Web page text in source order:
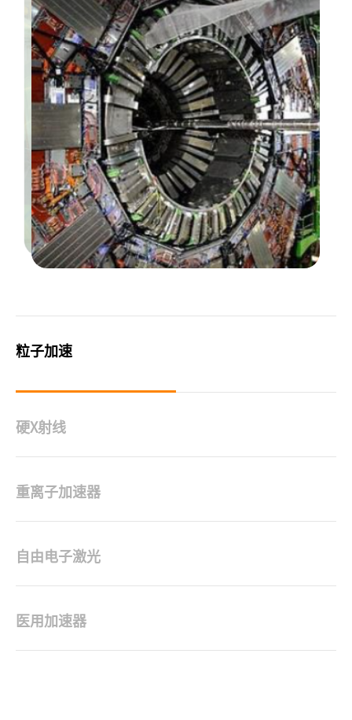
粒子加速
硬X射线
重离子加速器
自由电子激光
医用加速器